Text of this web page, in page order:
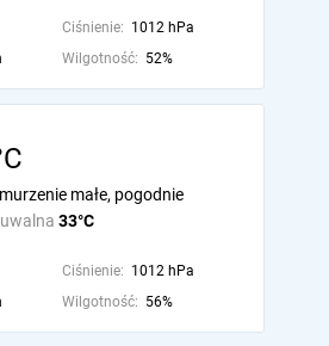
Ciśnienie: 1012 hPa
Wilgotność: 52%
33°C
małe, pogodnie
Ciśnienie: 1012 hPa
Wilgotność: 56%